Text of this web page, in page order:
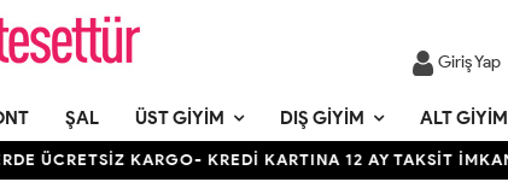
Giriş Yap
ŞAL ÜST GIYIM DIŞ GIYIM ALT GIYIM
ÜCRETSİZ KARGO- KREDİ KARTINA 12 AY TAKSİT İMKANI